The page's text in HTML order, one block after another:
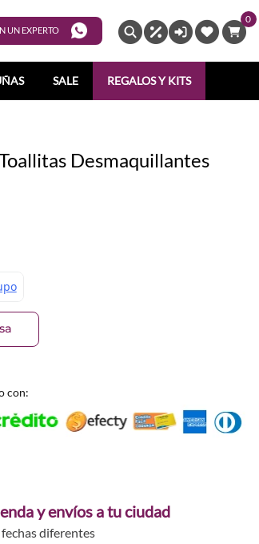
UN EXPERTO
0
SALE REGALOS Y KITS
Desmaquillantes
con:
y envíos a tu ciudad
diferentes